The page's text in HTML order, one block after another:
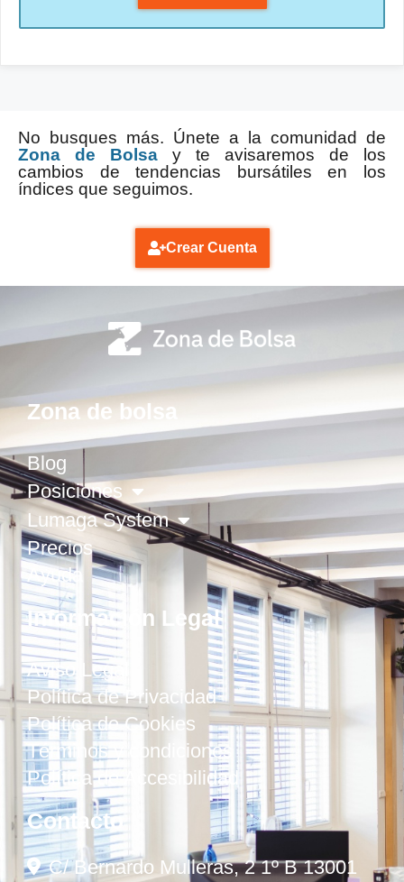
No busques más. Únete a la comunidad de
Zona de Bolsa y te avisaremos de los
cambios de tendencias bursátiles en los
índices que seguimos.
Crear Cuenta
Zona de bolsa
Blog
Posiciones
Lumaga System
Precios
Ayuda
Información Legal
Aviso Legal
Política de Privacidad
Política de Cookies
Términos y condiciones
Política de Accesibilidad
Contacto
C/ Bernardo Mulleras, 2 1º B 13001